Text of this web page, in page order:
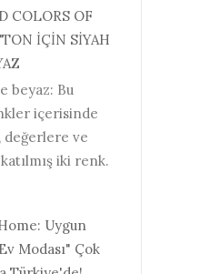
COLORS OF
İÇİN SİYAH
beyaz: Bu
içerisinde
değerlere ve
iki renk.
Uygun
Modası" Çok